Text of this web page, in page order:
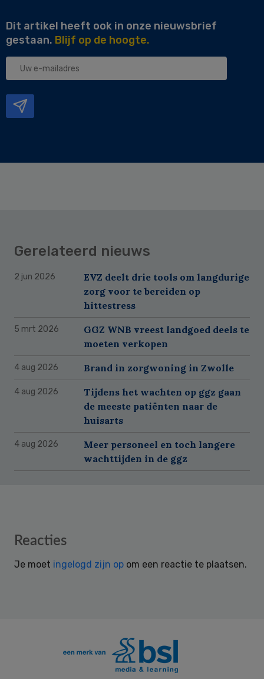
Dit artikel heeft ook in onze nieuwsbrief
gestaan. Blijf op de hoogte.
Uw
Gerelateerd nieuws
2 jun 2026
EVZ deelt drie tools om langdurige
zorg voor te bereiden op
hittestress
5 mrt 2026
GGZ WNB vreest landgoed deels te
moeten verkopen
4 aug 2026 Brand in zorgwoning in Zwolle
4 aug 2026
Tijdens het wachten op ggz gaan
de meeste patiënten naar de
huisarts
4 aug 2026
Meer personeel en toch langere
wachttijden in de ggz
Reader
Reacties
Je moet ingelogd zijn op om een reactie te plaatsen.